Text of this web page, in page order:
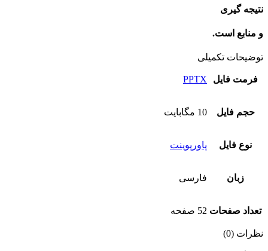
نتیجه گیری
و منابع است.
توضیحات تکمیلی
فرمت فایل PPTX
حجم فایل 10 مگابایت
نوع فایل پاورپوینت
زبان فارسی
تعداد صفحات 52 صفحه
نظرات (0)